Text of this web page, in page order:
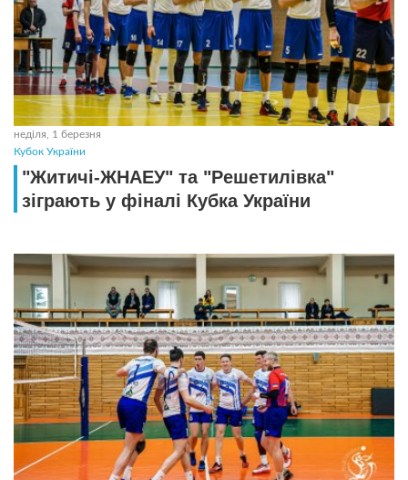
неділя, 1 березня
Кубок України
"Житичі-ЖНАЕУ" та "Решетилівка"
зіграють у фіналі Кубка України